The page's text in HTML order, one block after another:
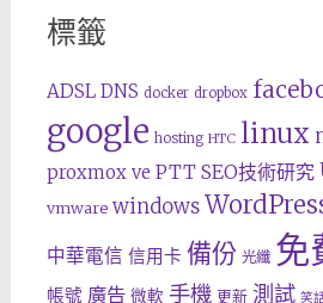
標籤
ADSL DNS docker dropbox
google hosting HTC linux
proxmox ve PTT SEO技術研究
vmware windows
中華電信 信用卡 備份 光纖 免
帳號 廣告 微軟 手機 更新 測試 笑